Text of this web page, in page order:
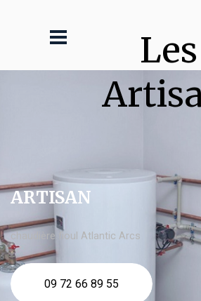
Les
ARTISAN
chaudière fioul Atlantic Arcs
09 72 66 89 55